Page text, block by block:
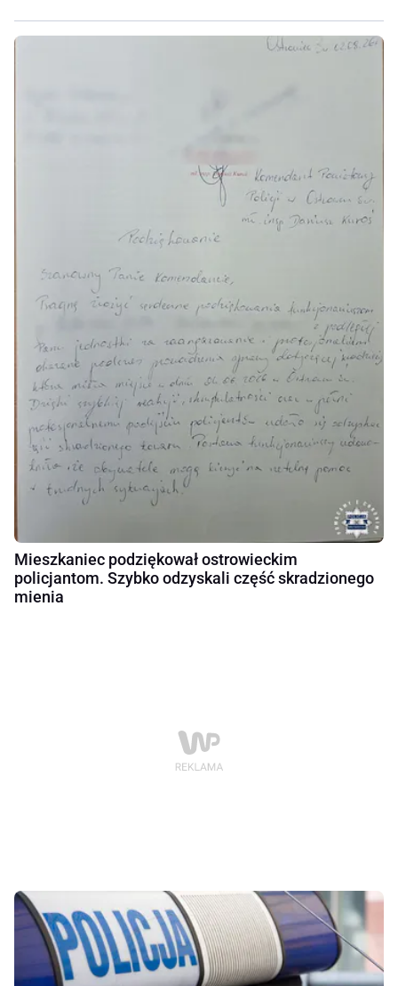
Mieszkaniec podziękował ostrowieckim
policjantom. Szybko odzyskali część skradzionego
mienia